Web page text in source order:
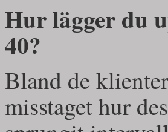
Hur lägger du
40?
Bland de
misstaget hur